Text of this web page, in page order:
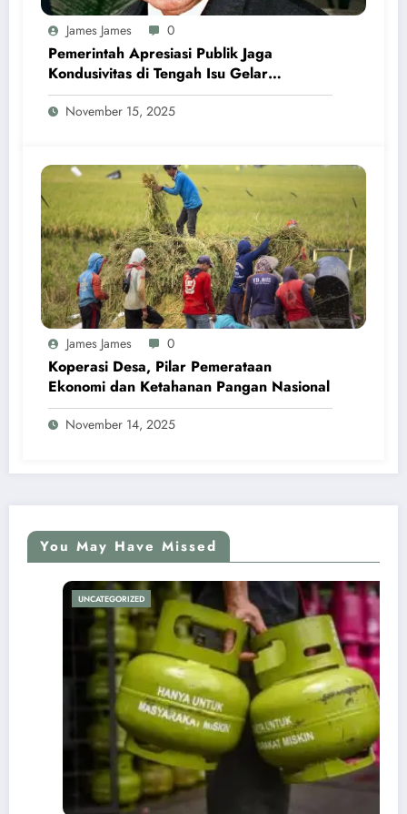
James James 0
Pemerintah Apresiasi Publik Jaga
Kondusivitas di Tengah Isu Gelar
Pahlawan Soeharto
November 15, 2025
James James 0
Koperasi Desa, Pilar Pemerataan
Ekonomi dan Ketahanan Pangan Nasional
November 14, 2025
You May Have Missed
UNCATEGORIZED